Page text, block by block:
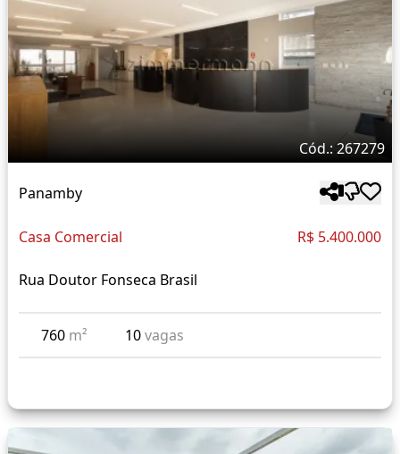
Cód.: 267279
Panamby
Casa Comercial R$ 5.400.000
Rua Doutor Fonseca Brasil
760 m² 10vagas